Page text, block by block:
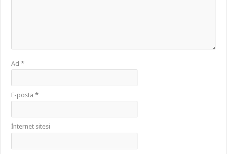
Ad*
E-posta*
İnternet sitesi